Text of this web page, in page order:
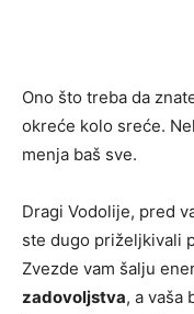
Ono što treba da
okreće kolo sreće.
menja baš sve.
Dragi Vodolije, pred
ste dugo priželjkivali
Zvezde vam šalju
zadovoljstva, a vaša